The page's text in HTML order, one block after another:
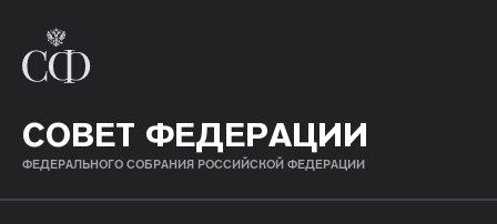
СОВЕТ ФЕДЕРАЦИИ
ФЕДЕРАЛЬНОГО СОБРАНИЯ РОССИЙСКОЙ ФЕДЕРАЦИИ